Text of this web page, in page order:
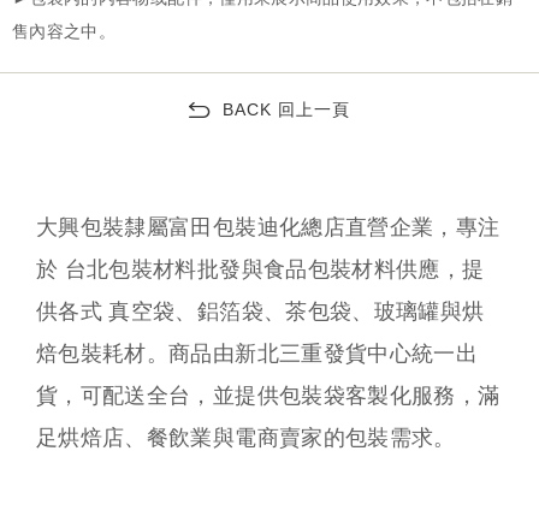
BACK 回上一頁
大興包裝隸屬富田包裝迪化總店直營企業，專注
於 台北包裝材料批發與食品包裝材料供應，提
供各式 真空袋、鋁箔袋、茶包袋、玻璃罐與烘
焙包裝耗材。商品由新北三重發貨中心統一出
貨，可配送全台，並提供包裝袋客製化服務，滿
足烘焙店、餐飲業與電商賣家的包裝需求。